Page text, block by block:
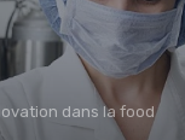
dans la food